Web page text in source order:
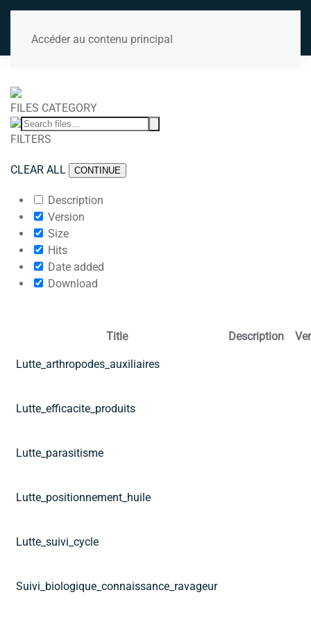
Accéder au contenu principal
FILES CATEGORY
FILTERS
CLEAR ALL CONTINUE
Description
Version
Size
Hits
Date added
Download
Title Description
Lutte_arthropodes_auxiliaires
Lutte_efficacite_produits
Lutte_parasitisme
Lutte_positionnement_huile
Lutte_suivi_cycle
Suivi_biologique_connaissance_ravageur